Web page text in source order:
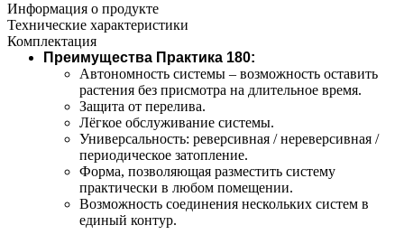
Информация о продукте
Технические характеристики
Комплектация
Преимущества Практика 180:
Автономность системы – возможность оставить
растения без присмотра на длительное время.
Защита от перелива.
Лёгкое обслуживание системы.
Универсальность: реверсивная / нереверсивная /
периодическое затопление.
Форма, позволяющая разместить систему
практически в любом помещении.
Возможность соединения нескольких систем в
единый контур.